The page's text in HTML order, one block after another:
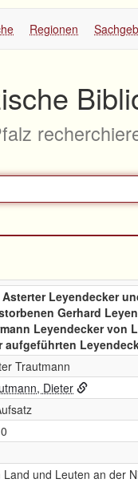
Regionen
Asterter Leyendecker
Gerhard
Leyendecker von
aufgeführten
Trautmann
Dieter
Land und Leuten an der